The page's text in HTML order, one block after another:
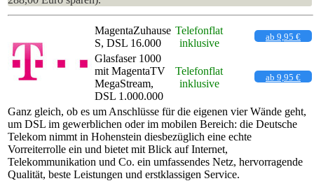
MagentaZuhause
S, DSL 16.000
Telefonflat
inklusive
ab 9,95 €
Glasfaser 1000
mit MagentaTV
MegaStream,
DSL 1.000.000
Telefonflat
inklusive
ab 9,95 €
Ganz gleich, ob es um Anschlüsse für die eigenen vier Wände geht,
um DSL im gewerblichen oder im mobilen Bereich: die Deutsche
Telekom nimmt in Hohenstein diesbezüglich eine echte
Vorreiterrolle ein und bietet mit Blick auf Internet,
Telekommunikation und Co. ein umfassendes Netz, hervorragende
Qualität, beste Leistungen und erstklassigen Service.